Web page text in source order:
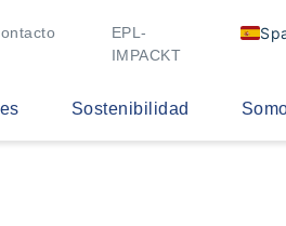
EPL-
IMPACKT
Sostenibilidad